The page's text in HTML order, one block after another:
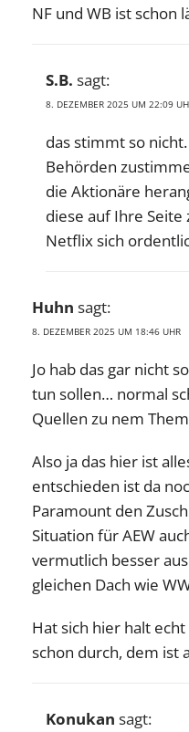
NF und WB ist schon
S.B. sagt:
8. DEZEMBER 2025 UM 22:09
das stimmt so
Behörden
die Aktionäre
diese auf Ihre
Netflix sich
Huhn sagt:
8. DEZEMBER 2025 UM 18:46 UHR
Jo hab das gar nicht
tun sollen… normal
Quellen zu nem
Also ja das hier ist
entschieden ist da
Paramount den
Situation für AEW
vermutlich besser
gleichen Dach wie
Hat sich hier halt
schon durch, dem ist
Konukan sagt: